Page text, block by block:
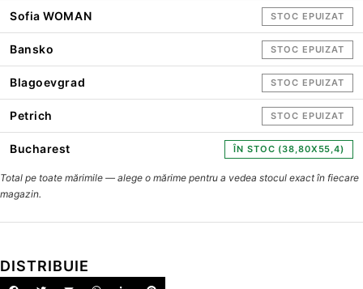
Sofia WOMAN STOC EPUIZAT
Bansko STOC EPUIZAT
Blagoevgrad STOC EPUIZAT
Petrich STOC EPUIZAT
Bucharest ÎN STOC (38,80X55,4)
Total pe toate mărimile — alege o mărime pentru a vedea stocul exact în fiecare
magazin.
DISTRIBUIE